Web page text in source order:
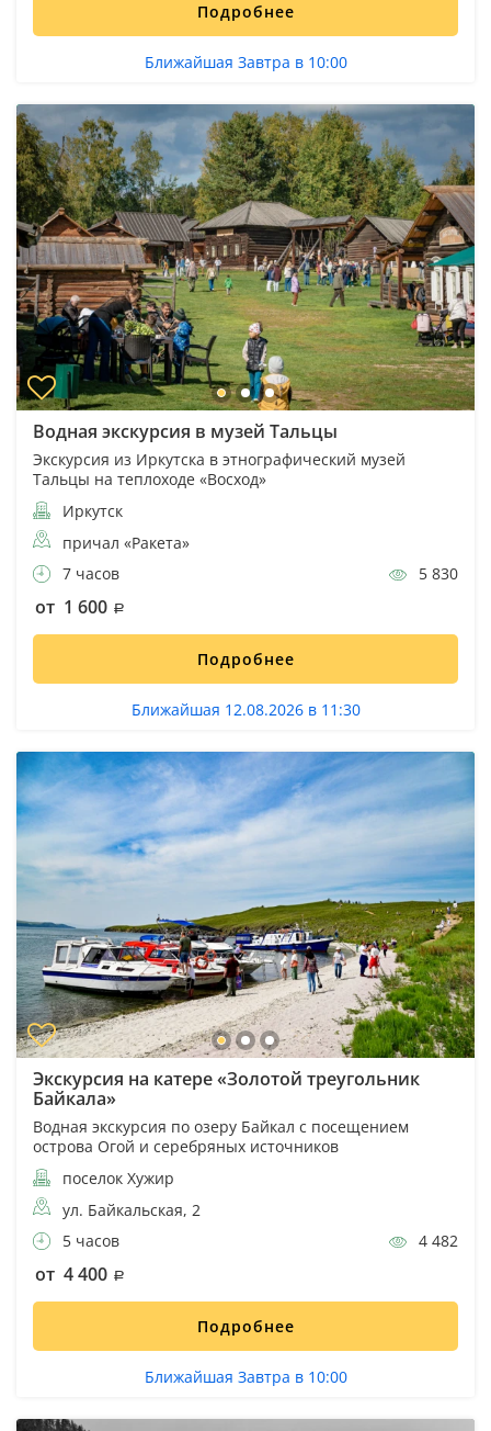
Подробнее
Ближайшая Завтра в 10:00
Водная экскурсия в музей Тальцы
Экскурсия из Иркутска в этнографический музей
Тальцы на теплоходе «Восход»
Иркутск
причал «Ракета»
7 часов
5 830
от 1 600
Подробнее
Ближайшая 12.08.2026 в 11:30
Экскурсия на катере «Золотой треугольник
Байкала»
Водная экскурсия по озеру Байкал с посещением
острова Огой и серебряных источников
поселок Хужир
ул. Байкальская, 2
5 часов
4 482
от 4 400
Подробнее
Ближайшая Завтра в 10:00